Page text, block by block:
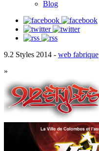
Blog
9.2 Styles 2014 - web fabrique
»